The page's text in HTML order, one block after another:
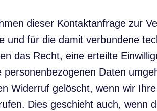
dieser Kontaktanfrage zur
für die damit verbundene
das Recht, eine erteilte
Daten
Widerruf gelöscht, wenn wir
Dies geschieht auch, wenn